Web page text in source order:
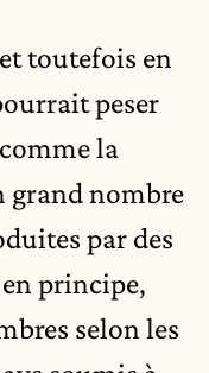
toutefois en
peser
la
grand nombre
par des
principe,
selon les